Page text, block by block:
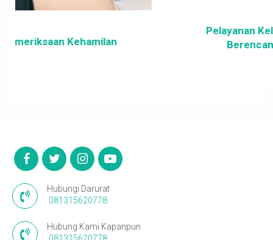
Berencana
Hubungi Darurat
081315620778
Hubung Kami Kapanpun